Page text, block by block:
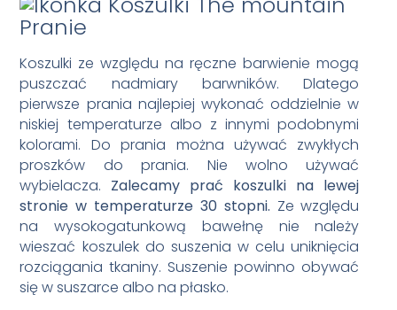
Pranie
Koszulki ze względu na ręczne barwienie mogą
puszczać nadmiary barwników. Dlatego
pierwsze prania najlepiej wykonać oddzielnie w
niskiej temperaturze albo z innymi podobnymi
kolorami. Do prania można używać zwykłych
proszków do prania. Nie wolno używać
wybielacza. Zalecamy prać koszulki na lewej
stronie w temperaturze 30 stopni. Ze względu
na wysokogatunkową bawełnę nie należy
wieszać koszulek do suszenia w celu uniknięcia
rozciągania tkaniny. Suszenie powinno obywać
się w suszarce albo na płasko.